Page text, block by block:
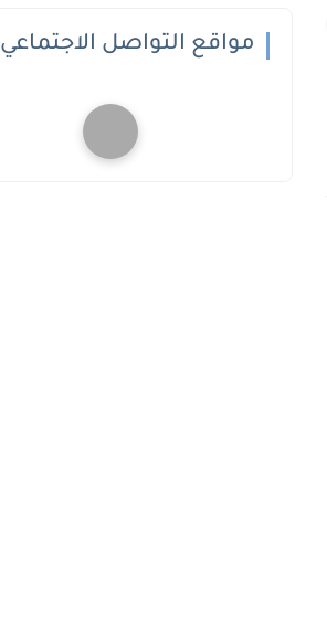
مواقع التواصل الاجتماعي